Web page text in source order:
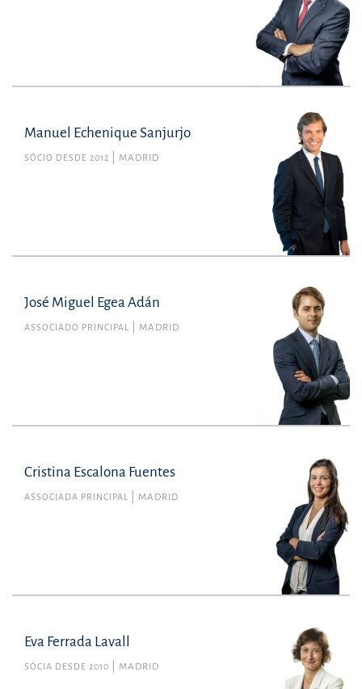
Manuel Echenique Sanjurjo
SÓCIO DESDE 2012 MADRID
José Miguel Egea Adán
ASSOCIADO PRINCIPAL MADRID
Cristina Escalona Fuentes
ASSOCIADA PRINCIPAL MADRID
Eva Ferrada Lavall
SÓCIA DESDE 2010 MADRID